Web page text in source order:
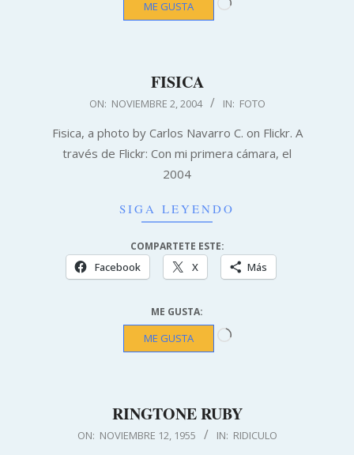
ME GUSTA
FISICA
02
ON: NOVIEMBRE 2, 2004 IN: FOTO
Fisica, a photo by Carlos Navarro C. on Flickr. A
través de Flickr: Con mi primera cámara, el
2004
SIGA LEYENDO
COMPARTETE ESTE:
Facebook X Más
ME GUSTA:
ME GUSTA Cargando...
RINGTONE RUBY
1955-ON: NOVIEMBRE 12, 1955 IN: RIDICULO